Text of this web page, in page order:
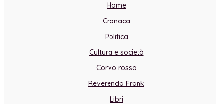
Home
Cronaca
Politica
Cultura e società
Corvo rosso
Reverendo Frank
Libri